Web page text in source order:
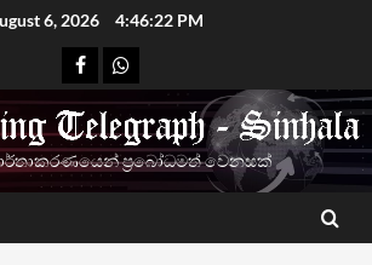
6, 2026 4:46:22 PM
FacebookWhatsapp
ප්‍රබෝධමත් වෙනසක්